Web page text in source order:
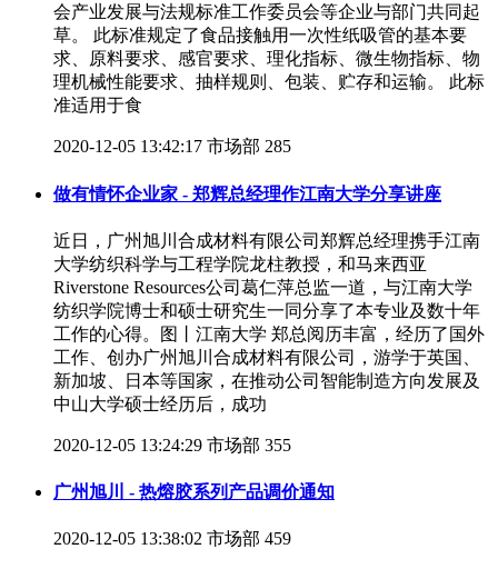
会产业发展与法规标准工作委员会等企业与部门共同起
草。 此标准规定了食品接触用一次性纸吸管的基本要
求、原料要求、感官要求、理化指标、微生物指标、物
理机械性能要求、抽样规则、包装、贮存和运输。 此标
准适用于食
2020-12-05 13:42:17 市场部 285
做有情怀企业家 - 郑辉总经理作江南大学分享讲座
近日，广州旭川合成材料有限公司郑辉总经理携手江南
大学纺织科学与工程学院龙柱教授，和马来西亚
Riverstone Resources公司葛仁萍总监一道，与江南大学
纺织学院博士和硕士研究生一同分享了本专业及数十年
工作的心得。图丨江南大学 郑总阅历丰富，经历了国外
工作、创办广州旭川合成材料有限公司，游学于英国、
新加坡、日本等国家，在推动公司智能制造方向发展及
中山大学硕士经历后，成功
2020-12-05 13:24:29 市场部 355
广州旭川 - 热熔胶系列产品调价通知
2020-12-05 13:38:02 市场部 459